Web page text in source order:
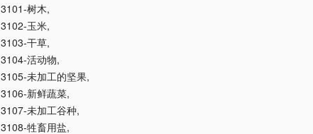
3101-树木,
3102-玉米,
3103-干草,
3104-活动物,
3105-未加工的坚果,
3106-新鲜蔬菜,
3107-未加工谷种,
3108-牲畜用盐,